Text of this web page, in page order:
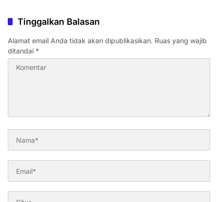
Tinggalkan Balasan
Alamat email Anda tidak akan dipublikasikan. Ruas yang wajib
ditandai *